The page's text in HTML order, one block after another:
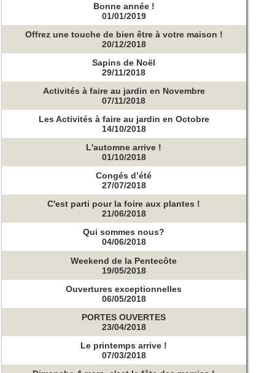
Bonne année !
01/01/2019
Offrez une touche de bien être à votre maison !
20/12/2018
Sapins de Noël
29/11/2018
Activités à faire au jardin en Novembre
07/11/2018
Les Activités à faire au jardin en Octobre
14/10/2018
L'automne arrive !
01/10/2018
Congés d’été
27/07/2018
C'est parti pour la foire aux plantes !
21/06/2018
Qui sommes nous?
04/06/2018
Weekend de la Pentecôte
19/05/2018
Ouvertures exceptionnelles
06/05/2018
PORTES OUVERTES
23/04/2018
Le printemps arrive !
07/03/2018